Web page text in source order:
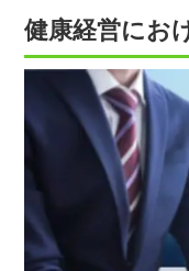
健康経営にお